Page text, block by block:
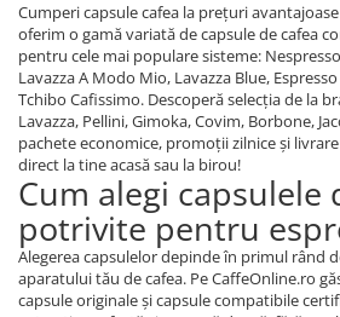
Cumperi capsule cafea la prețuri
oferim o gamă variată de capsule de cafea
pentru cele mai populare sisteme:
Lavazza A Modo Mio, Lavazza Blue,
Tchibo Cafissimo. Descoperă selecția de la
Lavazza, Pellini, Gimoka, Covim, Borbone,
pachete economice, promoții zilnice și
direct la tine acasă sau la birou!
Cum alegi capsulele
potrivite pentru
Alegerea capsulelor depinde în primul rând
aparatului tău de cafea. Pe CaffeOnline.ro
capsule originale și capsule compatibile